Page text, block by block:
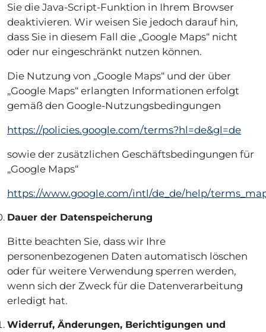
Sie die Java-Script-Funktion in Ihrem Browser
deaktivieren. Wir weisen Sie jedoch darauf hin,
dass Sie in diesem Fall die „Google Maps“ nicht
oder nur eingeschränkt nutzen können.
Die Nutzung von „Google Maps“ und der über
„Google Maps“ erlangten Informationen erfolgt
gemäß den Google-Nutzungsbedingungen
https://policies.google.com/terms?hl=de&gl=de
sowie der zusätzlichen Geschäftsbedingungen für
„Google Maps“
https://www.google.com/intl/de_de/help/
Dauer der Datenspeicherung
Bitte beachten Sie, dass wir Ihre
personenbezogenen Daten automatisch löschen
oder für weitere Verwendung sperren werden,
wenn sich der Zweck für die Datenverarbeitung
erledigt hat.
Widerruf, Änderungen, Berichtigungen und